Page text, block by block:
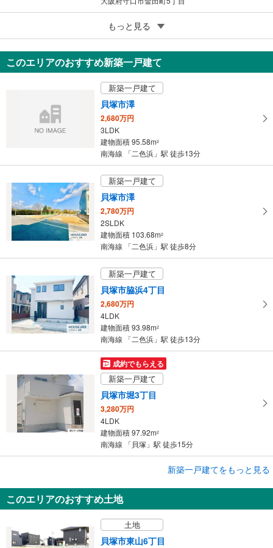
河内長野市喜多町
380万円
5DK
81.1m2（登記）
大阪府河内長野市喜多町
もっと見る
このエリアのおすすめ新築一戸建て
新築一戸建て
貝塚市澤
2,680万円
3LDK
建物面積 95.58m2
南海線 「二色浜」駅 徒歩13分
新築一戸建て
貝塚市澤
2,780万円
2SLDK
建物面積 103.68m2
南海線 「二色浜」駅 徒歩8分
新築一戸建て
貝塚市脇浜4丁目
2,680万円
4LDK
建物面積 93.98m2
南海線 「二色浜」駅 徒歩13分
成約でもらえる
新築一戸建て
貝塚市堀3丁目
3,280万円
4LDK
建物面積 97.92m2
南海線 「貝塚」駅 徒歩15分
貝塚市澤
2,880万円
建物面積 110.16m
南海線 「二色浜」駅 徒歩11分
新築一戸建てをもっと見る
このエリアのおすすめ土地
土地
貝塚市東山6丁目